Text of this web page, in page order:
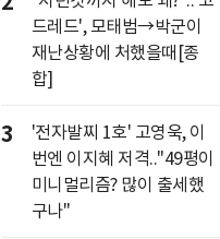
드레드', 모태범→박군이
재난상황에 처했을때[종
합]
3
'전자발찌 1호' 고영욱, 이
번엔 이지혜 저격.."49평이
미니멀리즘? 많이 출세했
구나"